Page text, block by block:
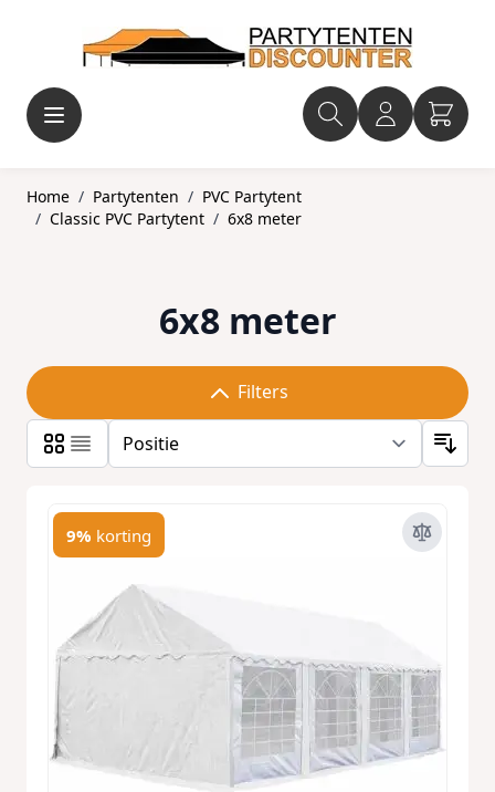
Home / Partytenten / PVC Partytent
/ Classic PVC Partytent / 6x8 meter
6x8 meter
Filters
9% korting